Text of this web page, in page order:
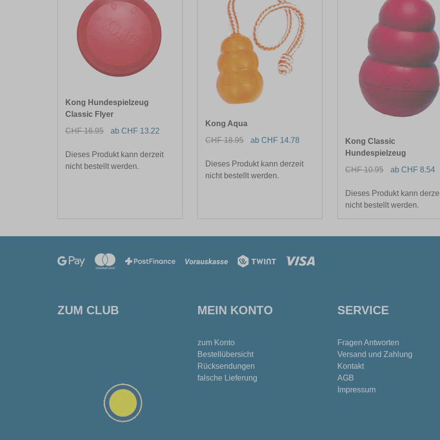
Kong Hundespielzeug
Classic Flyer
CHF 16.95
ab CHF 13.22
Dieses Produkt kann derzeit
nicht bestellt werden.
Kong Aqua
CHF 18.95
ab CHF 14.78
Dieses Produkt kann derzeit
nicht bestellt werden.
Kong Classic
Hundespielzeug
CHF 10.95
ab CHF 8.54
Dieses Produkt kann
nicht bestellt werden.
ZUM CLUB MEIN KONTO
zum Konto
Bestellübersicht
Rücksendungen
falsche Lieferung
SERVICE
Fragen Antworten
Versand und Zahlung
Kontakt
AGB
Impressum